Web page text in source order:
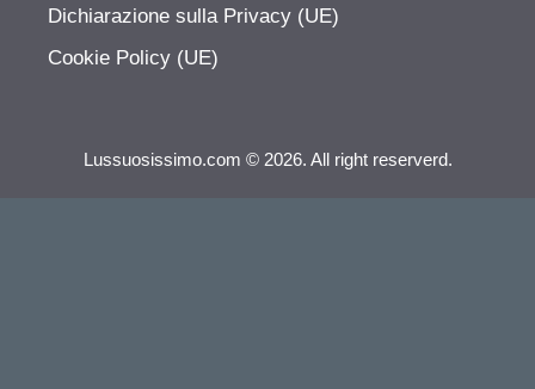
Dichiarazione sulla Privacy (UE)
Cookie Policy (UE)
Lussuosissimo.com © 2026. All right reserverd.